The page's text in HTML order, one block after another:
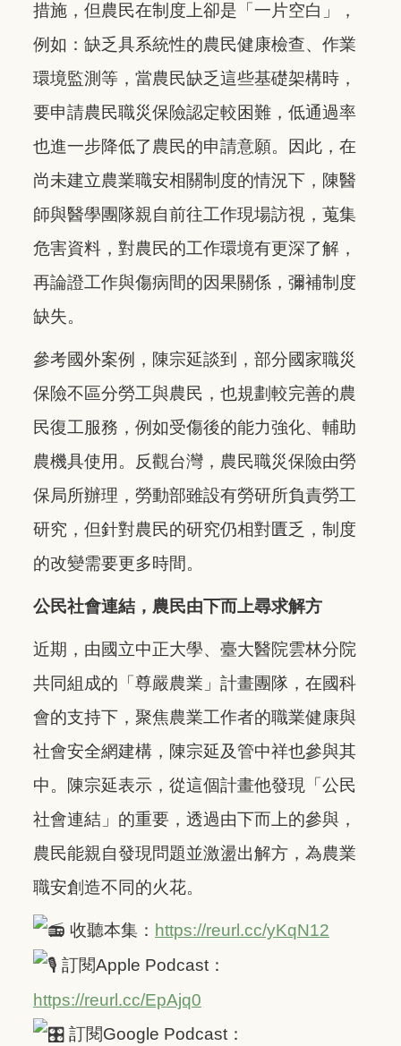
措施，但農民在制度上卻是「一片空白」，
例如：缺乏具系統性的農民健康檢查、作業
環境監測等，當農民缺乏這些基礎架構時，
要申請農民職災保險認定較困難，低通過率
也進一步降低了農民的申請意願。因此，在
尚未建立農業職安相關制度的情況下，陳醫
師與醫學團隊親自前往工作現場訪視，蒐集
危害資料，對農民的工作環境有更深了解，
再論證工作與傷病間的因果關係，彌補制度
缺失。
參考國外案例，陳宗延談到，部分國家職災
保險不區分勞工與農民，也規劃較完善的農
民復工服務，例如受傷後的能力強化、輔助
農機具使用。反觀台灣，農民職災保險由勞
保局所辦理，勞動部雖設有勞研所負責勞工
研究，但針對農民的研究仍相對匱乏，制度
的改變需要更多時間。
公民社會連結，農民由下而上尋求解方
近期，由國立中正大學、臺大醫院雲林分院
共同組成的「尊嚴農業」計畫團隊，在國科
會的支持下，聚焦農業工作者的職業健康與
社會安全網建構，陳宗延及管中祥也參與其
中。陳宗延表示，從這個計畫他發現「公民
社會連結」的重要，透過由下而上的參與，
農民能親自發現問題並激盪出解方，為農業
職安創造不同的火花。
收聽本集： https://reurl.cc/yKqN12
訂閱Apple Podcast：
https://reurl.cc/EpAjq0
訂閱Google Podcast：